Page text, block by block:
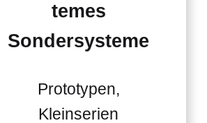
temes
Sondersysteme
Prototypen,
Kleinserien